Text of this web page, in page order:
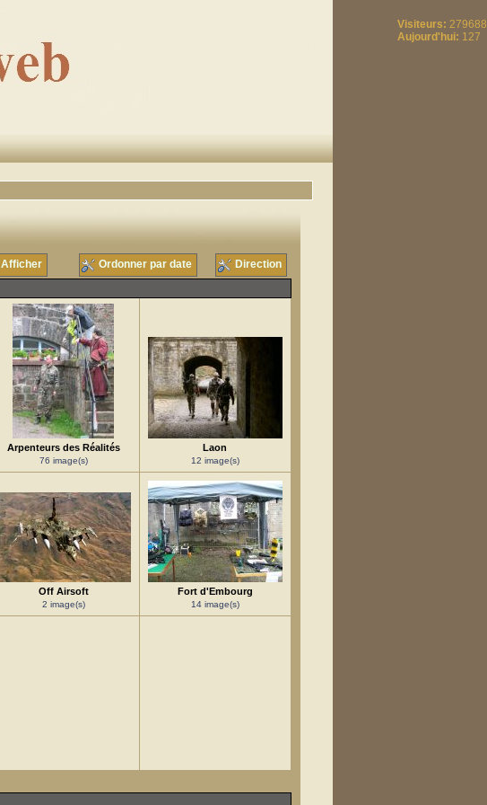
Visiteurs: 279688
Aujourd'hui: 127
Afficher Ordonner par date Direction
Arpenteurs des Réalités
76 image(s)
Laon
12 image(s)
Off Airsoft
2 image(s)
Fort d'Embourg
14 image(s)